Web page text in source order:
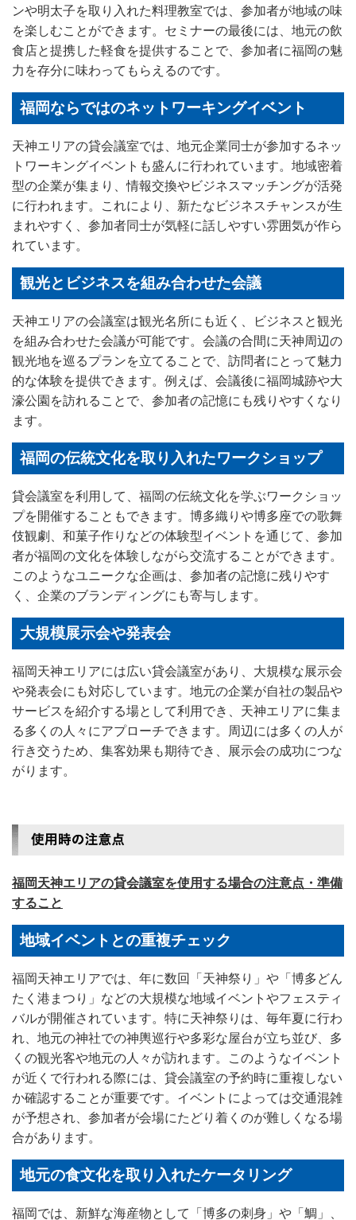
ンや明太子を取り入れた料理教室では、参加者が地域の味
を楽しむことができます。セミナーの最後には、地元の飲
食店と提携した軽食を提供することで、参加者に福岡の魅
力を存分に味わってもらえるのです。
福岡ならではのネットワーキングイベント
天神エリアの貸会議室では、地元企業同士が参加するネッ
トワーキングイベントも盛んに行われています。地域密着
型の企業が集まり、情報交換やビジネスマッチングが活発
に行われます。これにより、新たなビジネスチャンスが生
まれやすく、参加者同士が気軽に話しやすい雰囲気が作ら
れています。
観光とビジネスを組み合わせた会議
天神エリアの会議室は観光名所にも近く、ビジネスと観光
を組み合わせた会議が可能です。会議の合間に天神周辺の
観光地を巡るプランを立てることで、訪問者にとって魅力
的な体験を提供できます。例えば、会議後に福岡城跡や大
濠公園を訪れることで、参加者の記憶にも残りやすくなり
ます。
福岡の伝統文化を取り入れたワークショップ
貸会議室を利用して、福岡の伝統文化を学ぶワークショッ
プを開催することもできます。博多織りや博多座での歌舞
伎観劇、和菓子作りなどの体験型イベントを通じて、参加
者が福岡の文化を体験しながら交流することができます。
このようなユニークな企画は、参加者の記憶に残りやす
く、企業のブランディングにも寄与します。
大規模展示会や発表会
福岡天神エリアには広い貸会議室があり、大規模な展示会
や発表会にも対応しています。地元の企業が自社の製品や
サービスを紹介する場として利用でき、天神エリアに集ま
る多くの人々にアプローチできます。周辺には多くの人が
行き交うため、集客効果も期待でき、展示会の成功につな
がります。
福岡天神エリアの貸会議室を使用する場合の注意点・準備
すること
地域イベントとの重複チェック
福岡天神エリアでは、年に数回「天神祭り」や「博多どん
たく港まつり」などの大規模な地域イベントやフェスティ
バルが開催されています。特に天神祭りは、毎年夏に行わ
れ、地元の神社での神輿巡行や多彩な屋台が立ち並び、多
くの観光客や地元の人々が訪れます。このようなイベント
が近くで行われる際には、貸会議室の予約時に重複しない
か確認することが重要です。イベントによっては交通混雑
が予想され、参加者が会場にたどり着くのが難しくなる場
合があります。
地元の食文化を取り入れたケータリング
福岡では、新鮮な海産物として「博多の刺身」や「鯛」、